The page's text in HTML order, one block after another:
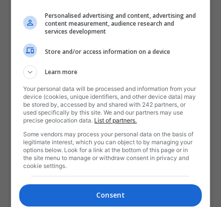
Personalised advertising and content, advertising and
content measurement, audience research and
services development
Store and/or access information on a device
Learn more
Your personal data will be processed and information from your
device (cookies, unique identifiers, and other device data) may
be stored by, accessed by and shared with 242 partners, or
used specifically by this site. We and our partners may use
precise geolocation data. List of partners.
Some vendors may process your personal data on the basis of
legitimate interest, which you can object to by managing your
options below. Look for a link at the bottom of this page or in
the site menu to manage or withdraw consent in privacy and
cookie settings.
Consent